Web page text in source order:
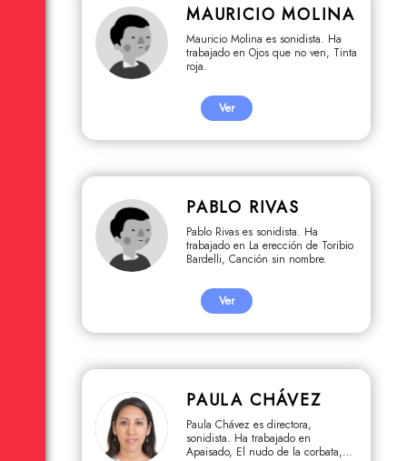
MAURICIO MOLINA
Mauricio Molina es sonidista. Ha
trabajado en Ojos que no ven, Tinta
roja.
Ver
PABLO RIVAS
Pablo Rivas es sonidista. Ha
trabajado en La erección de Toribio
Bardelli, Canción sin nombre.
Ver
PAULA CHÁVEZ
Paula Chávez es directora,
sonidista. Ha trabajado en
Apaisado, El nudo de la corbata,